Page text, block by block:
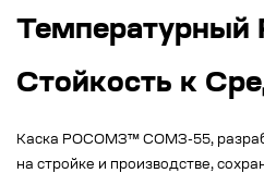
Температурный
Стойкость к
Каска РОСОМЗ™ СОМЗ-55,
на стройке и производстве,